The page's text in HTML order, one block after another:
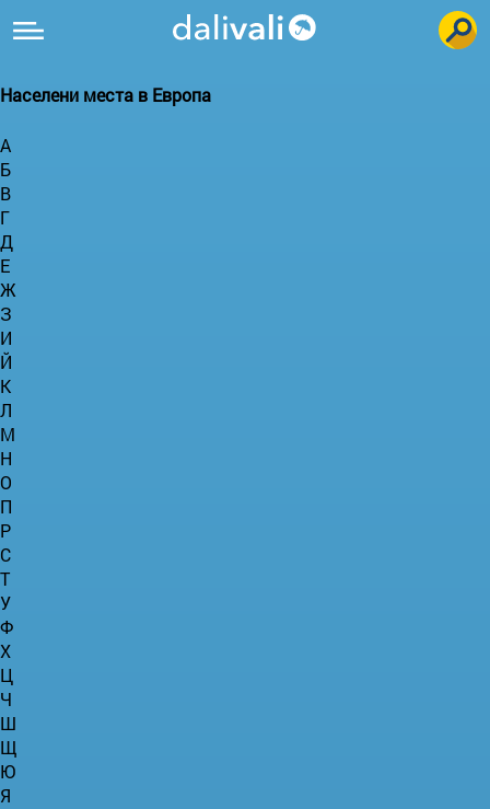
Населени места в Европа
А
Б
В
Г
Д
Е
Ж
З
И
Й
К
Л
М
Н
О
П
Р
С
Т
У
Ф
Х
Ц
Ч
Ш
Щ
Ю
Я